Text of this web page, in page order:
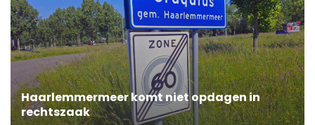
Haarlemmermeer komt niet opdagen in
rechtszaak